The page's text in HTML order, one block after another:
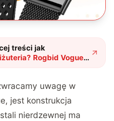
treści jak
Rogbid Vogue
jaką widzieliście"?
uwagę w
jest konstrukcja
nierdzewnej ma